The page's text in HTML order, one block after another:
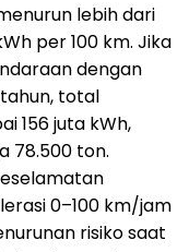
lebih dari
per 100 km. Jika
dengan
total
156 juta kWh,
78.500 ton.
0–100 km/jam
risiko saat